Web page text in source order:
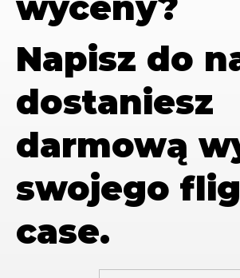
wyceny?
Napisz do
dostaniesz
darmową
swojego
case.